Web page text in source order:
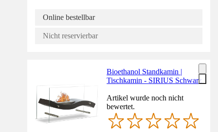
Online bestellbar
Nicht reservierbar
Bioethanol Standkamin |
Tischkamin - SIRIUS Schwarz
Artikel wurde noch nicht
bewertet.